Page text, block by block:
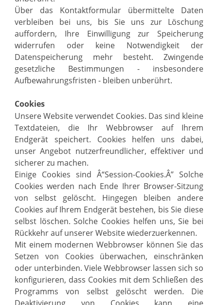
Über das Kontaktformular übermittelte Daten
verbleiben bei uns, bis Sie uns zur Löschung
auffordern, Ihre Einwilligung zur Speicherung
widerrufen oder keine Notwendigkeit der
Datenspeicherung mehr besteht. Zwingende
gesetzliche Bestimmungen - insbesondere
Aufbewahrungsfristen - bleiben unberührt.
Cookies
Unsere Website verwendet Cookies. Das sind kleine
Textdateien, die Ihr Webbrowser auf Ihrem
Endgerät speichert. Cookies helfen uns dabei,
unser Angebot nutzerfreundlicher, effektiver und
sicherer zu machen.
Einige Cookies sind Â“Session-Cookies.Â” Solche
Cookies werden nach Ende Ihrer Browser-Sitzung
von selbst gelöscht. Hingegen bleiben andere
Cookies auf Ihrem Endgerät bestehen, bis Sie diese
selbst löschen. Solche Cookies helfen uns, Sie bei
Rückkehr auf unserer Website wiederzuerkennen.
Mit einem modernen Webbrowser können Sie das
Setzen von Cookies überwachen, einschränken
oder unterbinden. Viele Webbrowser lassen sich so
konfigurieren, dass Cookies mit dem Schließen des
Programms von selbst gelöscht werden. Die